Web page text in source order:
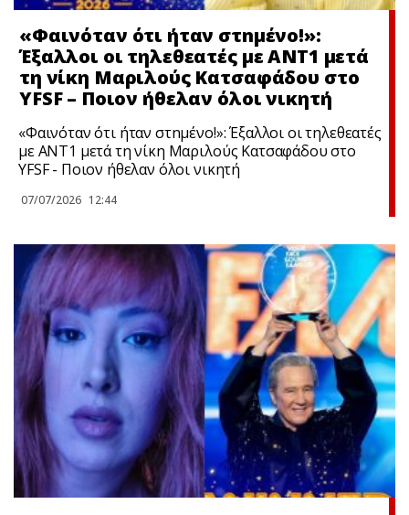
«Φαινόταν ότι ήταν στnμένο!»:
Έξαλλοι οι τηλεθεατές με ΑΝΤ1 μετά
τη νίκη Μαριλούς Κατσαφάδου στο
YFSF – Ποιον ήθελαν όλοι νικητή
«Φαινόταν ότι ήταν στnμένο!»: Έξαλλοι οι τηλεθεατές
με ΑΝΤ1 μετά τη νίκη Μαριλούς Κατσαφάδου στο
YFSF - Ποιον ήθελαν όλοι νικητή
07/07/2026 12:44